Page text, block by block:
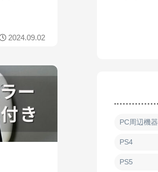
2024.09.02
PC周辺機器
PS4
PS5